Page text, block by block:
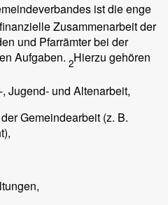
ist die enge
Zusammenarbeit der
und Pfarrämter bei der
Aufgaben. 2Hierzu gehören
Jugend- und Altenarbeit,
Gemeindearbeit (z. B.